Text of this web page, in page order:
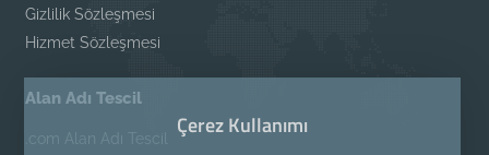
Gizlilik Sözleşmesi
Hizmet Sözleşmesi
Alan Adı Tescil
.com Alan Adı Tescil Çerez Kullanımı